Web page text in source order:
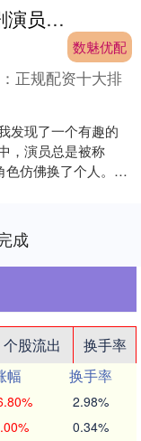
数魅优配 短剧演员不拼“剧抛脸”了？不再一人千面，深耕类型化反而更圈粉
数魅优配
正规配资十大排
发现了一个有趣的
，演员总是被称
色仿佛换了个人。然
成
个股流出
换手率
幅
换手率
2.98%
0.34%